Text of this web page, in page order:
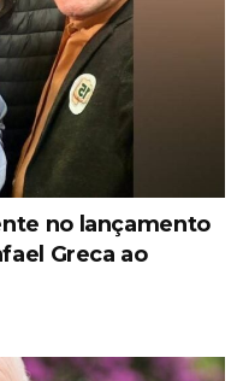
no lançamento
Greca ao